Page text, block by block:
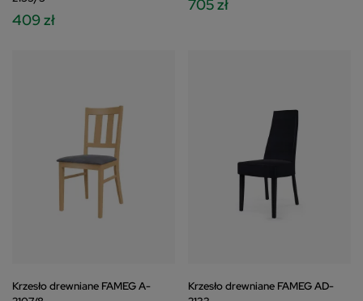
409 zł
705 zł
Krzesło drewniane FAMEG A-
Krzesło drewniane FAMEG AD-